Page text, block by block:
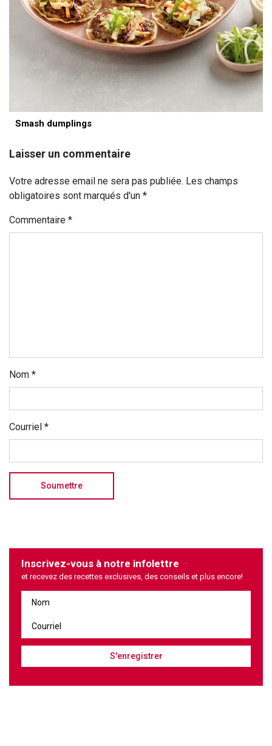
Smash dumplings
Laisser un commentaire
Votre adresse email ne sera pas publiée. Les champs
obligatoires sont marqués d'un *
Commentaire *
Nom *
Courriel *
Inscrivez-vous à notre infolettre
et recevez des recettes exclusives, des conseils et plus encore!